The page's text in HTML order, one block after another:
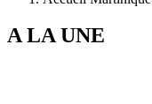
A LA UNE